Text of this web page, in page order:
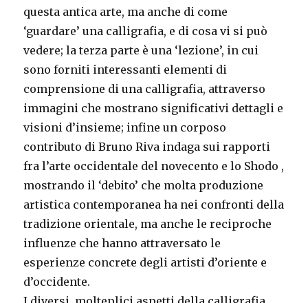
questa antica arte, ma anche di come
‘guardare’ una calligrafia, e di cosa vi si può
vedere; la terza parte è una ‘lezione’, in cui
sono forniti interessanti elementi di
comprensione di una calligrafia, attraverso
immagini che mostrano significativi dettagli e
visioni d’insieme; infine un corposo
contributo di Bruno Riva indaga sui rapporti
fra l’arte occidentale del novecento e lo Shodo ,
mostrando il ‘debito’ che molta produzione
artistica contemporanea ha nei confronti della
tradizione orientale, ma anche le reciproche
influenze che hanno attraversato le
esperienze concrete degli artisti d’oriente e
d’occidente.